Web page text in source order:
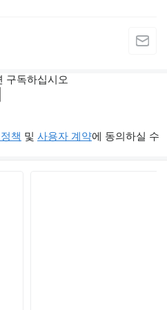
구독하십시오
책 및 사용자 계약에 동의하실 수